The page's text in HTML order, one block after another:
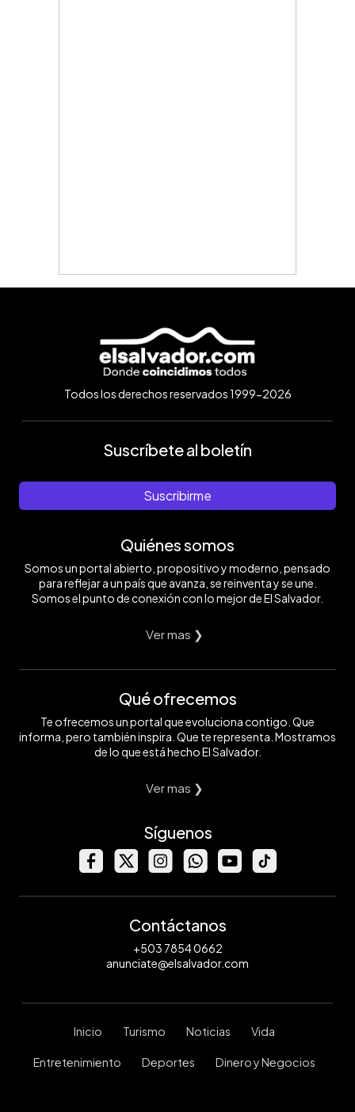
Todos los derechos reservados 1999-2026
Suscríbete al boletín
Suscribirme
Quiénes somos
Somos un portal abierto, propositivo y moderno, pensado
para reflejar a un país que avanza, se reinventa y se une.
Somos el punto de conexión con lo mejor de El Salvador.
Ver mas ❯
Qué ofrecemos
Te ofrecemos un portal que evoluciona contigo. Que
informa, pero también inspira. Que te representa. Mostramos
de lo que está hecho El Salvador.
Ver mas ❯
Síguenos
Contáctanos
+503 7854 0662
anunciate@elsalvador.com
Inicio Turismo Noticias Vida
Entretenimiento Deportes Dinero y Negocios